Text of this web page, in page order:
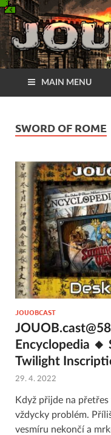
MAIN MENU
SWORD OF ROME
JOUOBCAST
Encyclopedia 🔸
Twilight
29. 4. 2022
Když přijde na
vždycky problém.
vesmíru nekončí a